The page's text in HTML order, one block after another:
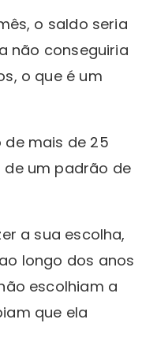
o saldo seria
não conseguiria
o que é um
mais de 25
um padrão de
a sua escolha,
longo dos anos
escolhiam a
que ela